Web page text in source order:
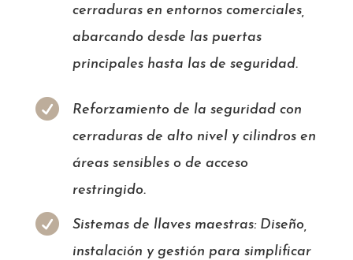
cerraduras en entornos comerciales,
abarcando desde las puertas
principales hasta las de seguridad.

Reforzamiento de la seguridad con
cerraduras de alto nivel y cilindros en
áreas sensibles o de acceso
restringido.

Sistemas de llaves maestras: Diseño,
instalación y gestión para simplificar